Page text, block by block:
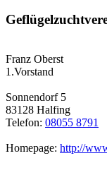
Franz Oberst
1.Vorstand
Sonnendorf 5
83128 Halfing
Telefon: 08055 8791
Homepage: http://